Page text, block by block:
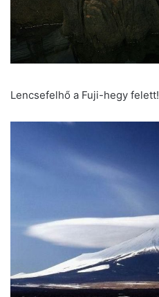
Lencsefelhő a Fuji-hegy felett!